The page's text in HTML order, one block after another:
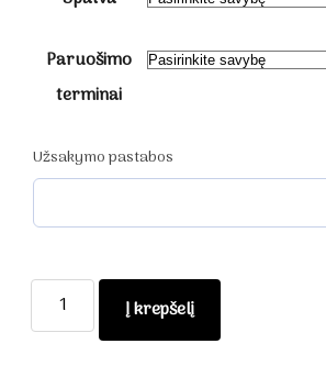
Paruošimo
terminai
Užsakymo pastabos
produkto
kiekis:
Į krepšelį